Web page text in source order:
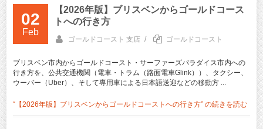
02
Feb
【2026年版】ブリスベンからゴールドコース
トへの行き方
ゴールドコースト 支店 / ゴールドコースト
ブリスベン市内からゴールドコースト・サーファーズパラダイス市内への
行き方を、公共交通機関（電車・トラム（路面電車Glink））、タクシー、
ウーバー（Uber）、そして専用車による日本語送迎などの移動方 ...
“【2026年版】ブリスベンからゴールドコーストへの行き方” の続きを読む